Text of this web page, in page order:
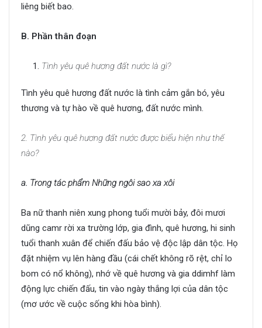
liêng biết bao.
B. Phần thân đoạn
Tình yêu quê hương đất nước là gì?
Tình yêu quê hương đất nước là tình cảm gắn bó, yêu
thương và tự hào về quê hương, đất nước mình.
2. Tình yêu quê hương đất nước được biểu hiện như thế
nào?
a. Trong tác phẩm Những ngôi sao xa xôi
Ba nữ thanh niên xung phong tuổi mười bảy, đôi mươi
dũng camr rời xa trường lớp, gia đình, quê hương, hi sinh
tuổi thanh xuân để chiến đấu bảo vệ độc lập dân tộc. Họ
đặt nhiệm vụ lên hàng đầu (cái chết không rõ rệt, chỉ lo
bom có nổ không), nhớ về quê hương và gia ddimhf làm
động lực chiến đấu, tin vào ngày thắng lợi của dân tộc
(mơ ước về cuộc sống khi hòa bình).